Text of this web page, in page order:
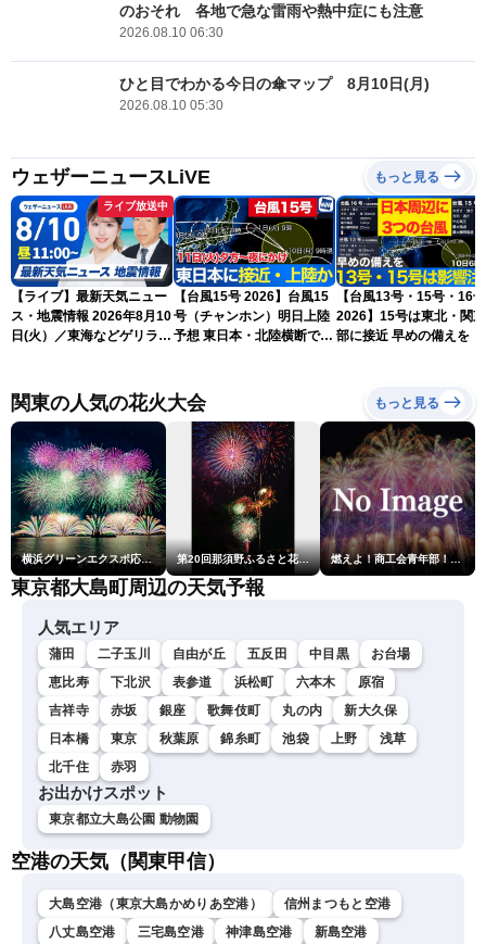
のおそれ 各地で急な雷雨や熱中症にも注意
2026.08.10 06:30
ひと目でわかる今日の傘マップ 8月10日(月)
2026.08.10 05:30
ウェザーニュースLiVE もっと見る
ライブ放送中
【ライブ】最新天気ニュー
ス・地震情報 2026年8月10
日(火）／東海などゲリラ雷
ュースLiVEコーヒータイ
ム・小林李衣奈／有賀哲
夫〉
【台風15号 2026】台風15
号（チャンホン）明日上陸
予想 東日本・北陸横断で大
【台風13号・15号・16号
2026】15号は東北・関
部に接近 早めの備えを（
関東の人気の花火大会 もっと見る
横浜グリーンエクスポ応援 みなとみらいフェスティバル「スカイシンフォニーinヨコハマ presented byコロワイド」 第20回那須野ふるさと花火大会 燃えよ！商工会青年部！！第23回こうのす花火大会
東京都大島町周辺の天気予報
人気エリア
蒲田 二子玉川 自由が丘 五反田 中目黒
お台場
恵比寿
下北沢 表参道 浜松町 六本木
原宿
吉祥寺
赤坂 銀座 歌舞伎町 丸の内
新大久保
日本橋
東京 秋葉原 錦糸町 池袋 上野
浅草
北千住
赤羽
お出かけスポット
東京都立大島公園 動物園
空港の天気（関東甲信）
大島空港（東京大島かめりあ空港）
信州まつもと空港
八丈島空港
三宅島空港 神津島空港 新島空港